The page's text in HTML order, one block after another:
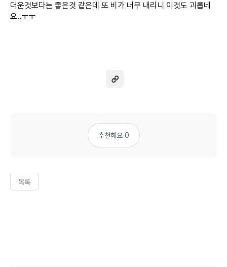
더운것보다는 좋은것 같은데 또 비가 너무 내리니 이것도 괴롭네
요..ㅜㅜ
추천해요 0
목록